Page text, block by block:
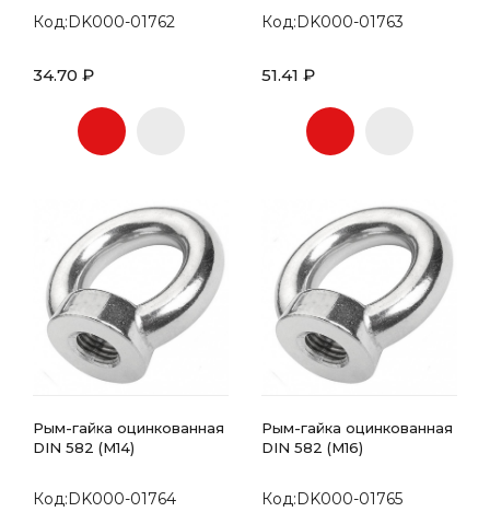
Код:DK000-01762
34.70 ₽
Код:DK000-01763
51.41 ₽
Рым-гайка оцинкованная
DIN 582 (М14)
Код:DK000-01764
Рым-гайка оцинкованная
DIN 582 (М16)
Код:DK000-01765